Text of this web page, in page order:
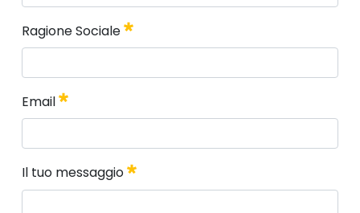
Ragione Sociale
Obbligatorio
Email
Obbligatorio
Il tuo messaggio